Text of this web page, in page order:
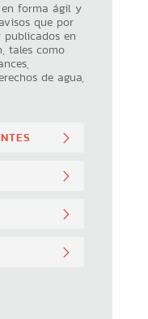
en forma ágil y
que por
publicados en
tales como
de agua,